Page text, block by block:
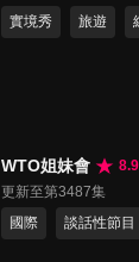
實境秀
旅遊
WTO姐妹會
8.9
更新至第3487集
國際
談話性節目